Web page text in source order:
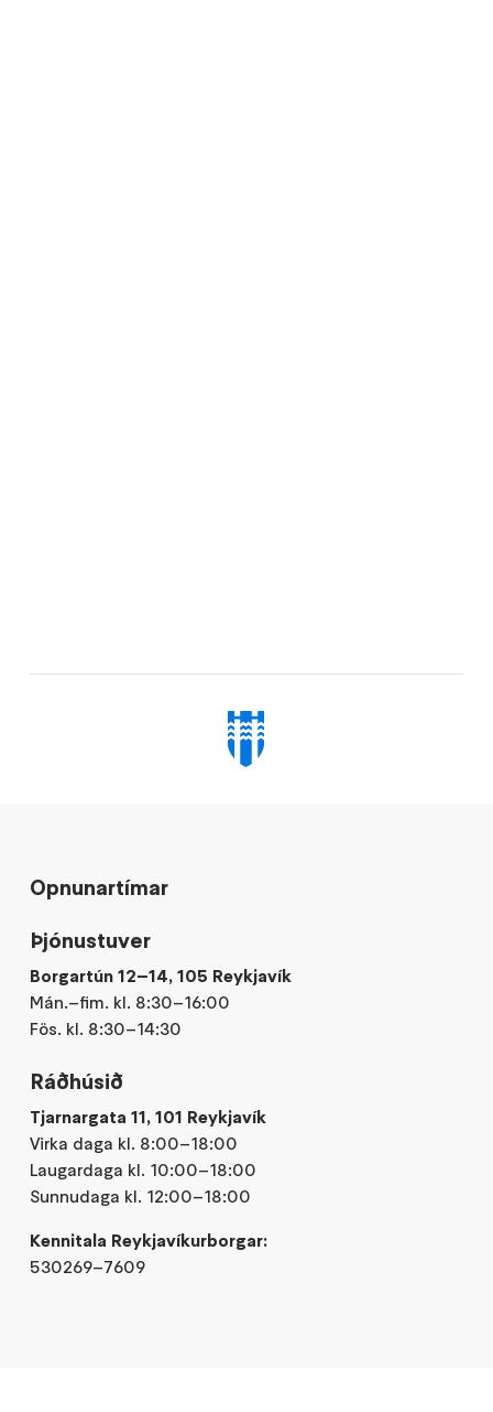
Opnunartímar
Þjónustuver
Borgartún 12–14, 105 Reykjavík
Mán.–fim. kl. 8:30–16:00
Fös. kl. 8:30–14:30
Ráðhúsið
Tjarnargata 11, 101 Reykjavík
Virka daga kl. 8:00–18:00
Laugardaga kl. 10:00–18:00
Sunnudaga kl. 12:00–18:00
Kennitala Reykjavíkurborgar:
530269–7609